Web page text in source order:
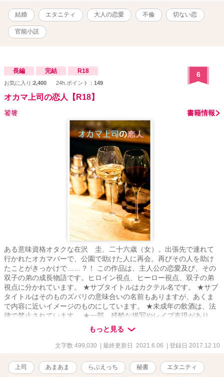
結婚 エタニティ 大人の恋愛 不倫 切ない恋
官能小説
長編 完結 R18
お気に入り:2,400 24h.ポイント： 149
6
オカマ上司の恋人【R18】
饕餮 書籍情報
ある意味資格オタクな在沢 圭、二十六歳（女）。出張先で連れて
行かれたオカマバーで、公園で助けた人に再会。再びその人を助け
たことがきっかけで……？！ この作品は、主人公の恋愛及び、その
双子の弟の成長物語です。ヒロイン視点、ヒーロー視点、双子の弟
視点に分かれています。 ★サブタイトルはカクテル名です。 ★サブ
タイトルはそのものズバリの意味合いの名前もありますが、あくま
で内容に近いイメージのものにしています。 ★未成年の飲酒は、法
律で禁止されています。 ★一部、残酷な描写やレイプ表現があり、
サブタイの後ろに★印をつけています。苦手な方はご注意くださ
い。 ★この物語はフィクションです。実在の人物及び団体等とは一
切関係ありません。 ★ｉｆ作品 もしも、あの時◯◯だったら。そう
嫌！」という方は、そのままバックでお願いします。 もちろん条件
付きです。 ★条件１ 圭が泪と出会う前であること。 ★条件２ 出会
もっと見る
文字数 499,030 | 最終更新日 2021.6.06 | 登録日 2017.12.10
上司 あまあま らぶえっち 秘書 エタニティ